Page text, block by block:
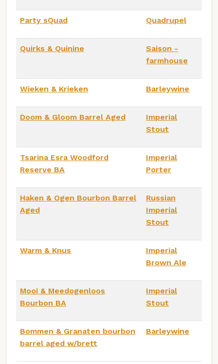
Party sQuad Quadrupel
Quirks & Quinine
Saison -
farmhouse
Wieken & Krieken Barleywine
Doom & Gloom Barrel Aged
Imperial
Stout
Tsarina Esra Woodford
Reserve BA
Imperial
Porter
Haken & Ogen Bourbon Barrel
Aged
Russian
Imperial
Stout
Warm & Knus
Imperial
Brown Ale
Mooi & Meedogenloos
Bourbon BA
Imperial
Stout
Bommen & Granaten bourbon
barrel aged w/brett
Barleywine